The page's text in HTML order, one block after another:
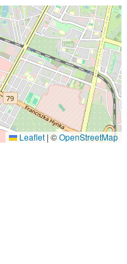
Leaflet | ©OpenStreetMap